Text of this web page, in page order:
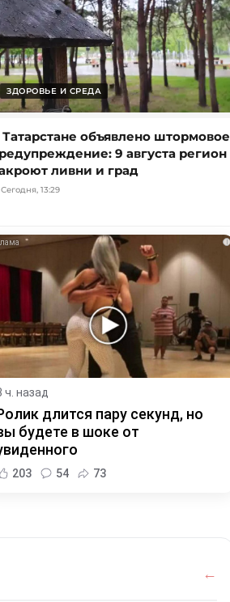
ЗДОРОВЬЕ И СРЕДА
Татарстане объявлено штормовое
9 августа регион
ливни и град
13:29
i
ч. назад
длится пару секунд, но
будете в шоке от
203 54 73